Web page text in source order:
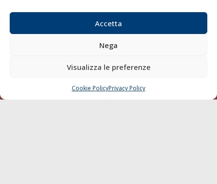
Accetta
Nega
Visualizza le preferenze
Cookie PolicyPrivacy Policy
Varie
Sostenibilità
Diporto
Chi siamo
CHIAMA SCRIVI